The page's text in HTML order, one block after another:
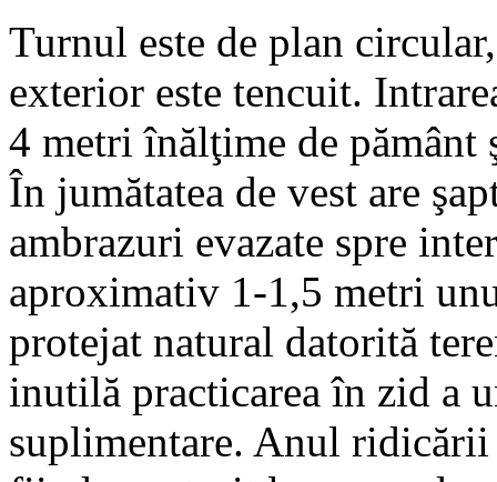
Turnul este de plan
exterior este tencuit.
4 metri înălţime de pământ
În jumătatea de vest are
ambrazuri evazate spre
aproximativ 1-1,5 metri
protejat natural datorită
inutilă practicarea în zid a
suplimentare. Anul